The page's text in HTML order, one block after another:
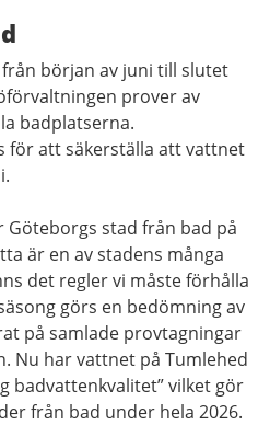
början av juni till slutet
prover av
badplatserna.
för att säkerställa att vattnet
Göteborgs stad från bad på
är en av stadens många
det regler vi måste förhålla
görs en bedömning av
på samlade provtagningar
Nu har vattnet på Tumlehed
badvattenkvalitet” vilket gör
från bad under hela 2026.